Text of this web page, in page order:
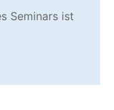
Seminars ist